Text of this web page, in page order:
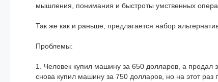
мышления, понимания и быстроты умственных
Так же как и раньше, предлагается набор
Проблемы:
1. Человек купил машину за 650 долларов, а продал
снова купил машину за 750 долларов, но на этот